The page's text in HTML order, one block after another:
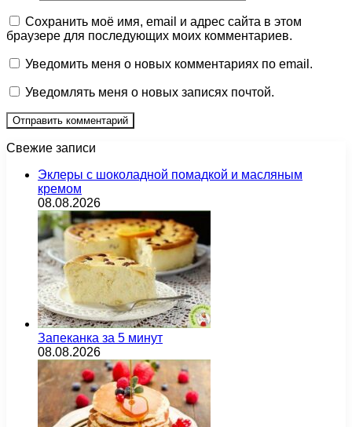
Сохранить моё имя, email и адрес сайта в этом
браузере для последующих моих комментариев.
Уведомить меня о новых комментариях по email.
Уведомлять меня о новых записях почтой.
Свежие записи
Эклеры с шоколадной помадкой и масляным
кремом
08.08.2026
Запеканка за 5 минут
08.08.2026